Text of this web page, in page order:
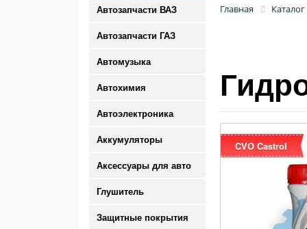
Автозапчасти ВАЗ
Автозапчасти ГАЗ
Автомузыка
Автохимия
Автоэлектроника
Аккумуляторы
Аксессуары для авто
Глушитель
Защитные покрытия
Главная Каталог
CVO Castrol